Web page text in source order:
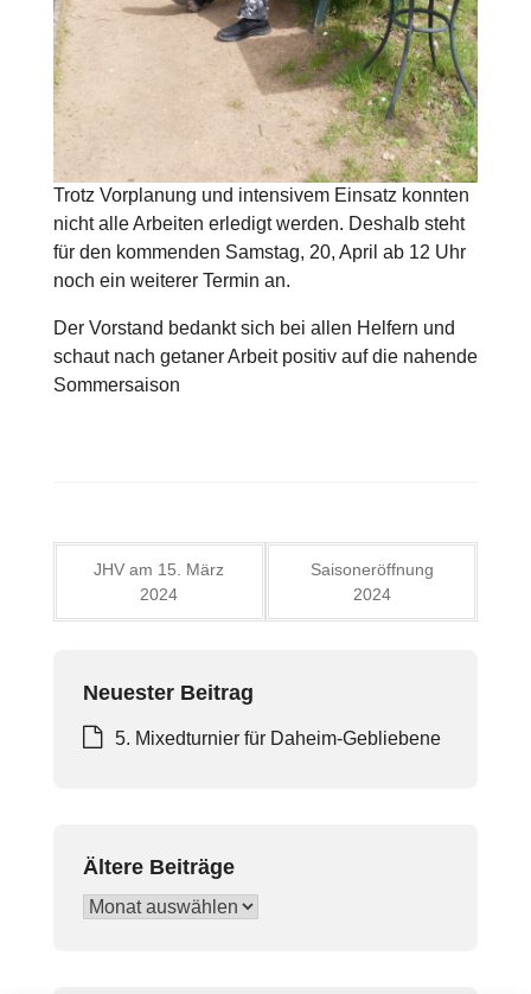
Trotz Vorplanung und intensivem Einsatz konnten
nicht alle Arbeiten erledigt werden. Deshalb steht
für den kommenden Samstag, 20, April ab 12 Uhr
noch ein weiterer Termin an.
Der Vorstand bedankt sich bei allen Helfern und
schaut nach getaner Arbeit positiv auf die nahende
Sommersaison
Beitragsnavigation
JHV am 15. März
2024
Saisoneröffnung
2024
Neuester Beitrag
5. Mixedturnier für Daheim-Gebliebene
Ältere Beiträge
Ältere